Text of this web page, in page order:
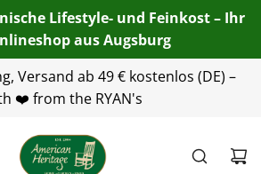
Lifestyle- und Feinkost – Ihr
aus Augsburg
Versand ab 49 € kostenlos (DE) –
❤️ from the RYAN's
254 00 | E-Mail:info@american-
+49(0)151 116 719 10